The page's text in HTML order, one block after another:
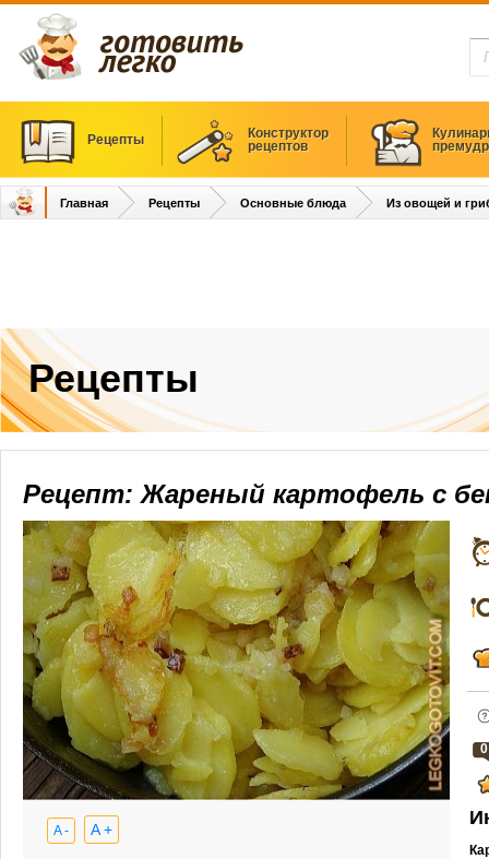
Рецепты
Конструктор
рецептов
Главная Рецепты Основные блюда Из овощей и
Рецепты
Рецепт: Жареный картофель с
A - A +
0